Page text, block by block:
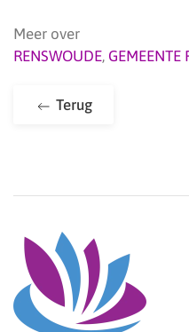
Meer over
RENSWOUDE, GEMEENTE
Terug